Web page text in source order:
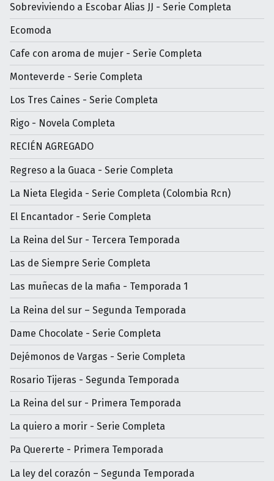
Sobreviviendo a Escobar Alias JJ - Serie Completa
Ecomoda
Cafe con aroma de mujer - Serìe Completa
Monteverde - Serie Completa
Los Tres Caines - Serie Completa
Rigo - Novela Completa
RECIÉN AGREGADO
Regreso a la Guaca - Serie Completa
La Nieta Elegida - Serie Completa (Colombia Rcn)
El Encantador - Serie Completa
La Reina del Sur - Tercera Temporada
Las de Siempre Serie Completa
Las muñecas de la mafia - Temporada 1
La Reina del sur – Segunda Temporada
Dame Chocolate - Serie Completa
Dejémonos de Vargas - Serie Completa
Rosario Tijeras - Segunda Temporada
La Reina del sur - Primera Temporada
La quiero a morir - Serie Completa
Pa Quererte - Primera Temporada
La ley del corazón – Segunda Temporada